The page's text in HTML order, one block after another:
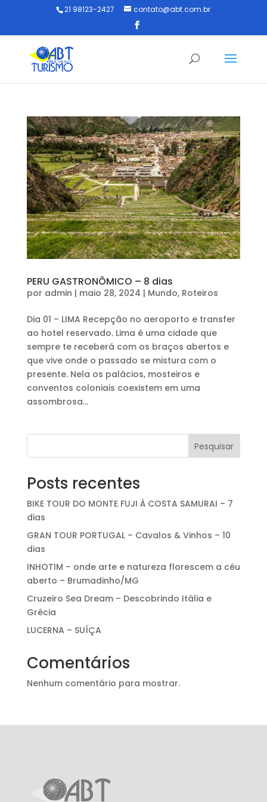
21 98123-2427 contato@abt.com.br
PERU GASTRONÔMICO – 8 dias
por admin | maio 28, 2024 | Mundo, Roteiros
Dia 01 – LIMA Recepção no aeroporto e transfer
ao hotel reservado. Lima é uma cidade que
sempre te receberá com os braços abertos e
que vive onde o passado se mistura com o
presente. Nela os palácios, mosteiros e
conventos coloniais coexistem em uma
assombrosa...
Pesquisar
Posts recentes
BIKE TOUR DO MONTE FUJI À COSTA SAMURAI – 7
dias
GRAN TOUR PORTUGAL – Cavalos & Vinhos – 10
dias
INHOTIM – onde arte e natureza florescem a céu
aberto – Brumadinho/MG
Cruzeiro Sea Dream – Descobrindo Itália e
Grécia
LUCERNA – SUÍÇA
Comentários
Nenhum comentário para mostrar.